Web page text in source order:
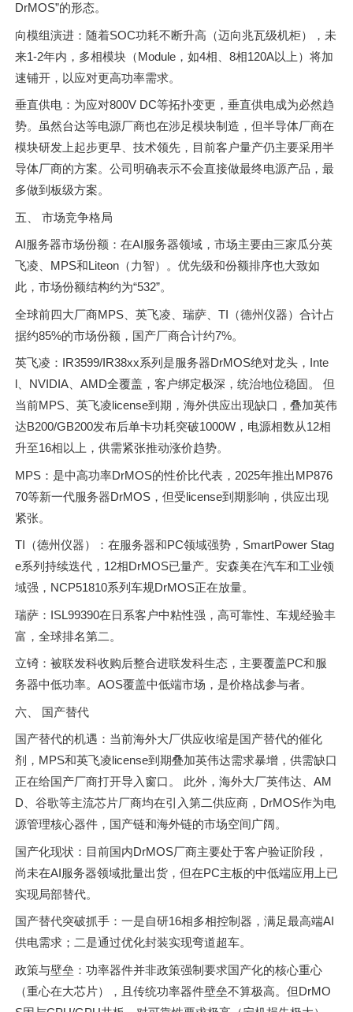
DrMOS”的形态。
向模组演进：随着SOC功耗不断升高（迈向兆瓦级机柜），未
来1-2年内，多相模块（Module，如4相、8相120A以上）将加
速铺开，以应对更高功率需求。
垂直供电：为应对800V DC等拓扑变更，垂直供电成为必然趋
势。虽然台达等电源厂商也在涉足模块制造，但半导体厂商在
模块研发上起步更早、技术领先，目前客户量产仍主要采用半
导体厂商的方案。公司明确表示不会直接做最终电源产品，最
多做到板级方案。
五、 市场竞争格局
AI服务器市场份额：在AI服务器领域，市场主要由三家瓜分英
飞凌、MPS和Liteon（力智）。优先级和份额排序也大致如
此，市场份额结构约为“532”。
全球前四大厂商MPS、英飞凌、瑞萨、TI（德州仪器）合计占
据约85%的市场份额，国产厂商合计约7%。
英飞凌：IR3599/IR38xx系列是服务器DrMOS绝对龙头，Inte
l、NVIDIA、AMD全覆盖，客户绑定极深，统治地位稳固。 但
当前MPS、英飞凌license到期，海外供应出现缺口，叠加英伟
达B200/GB200发布后单卡功耗突破1000W，电源相数从12相
升至16相以上，供需紧张推动涨价趋势。
MPS：是中高功率DrMOS的性价比代表，2025年推出MP876
70等新一代服务器DrMOS，但受license到期影响，供应出现
紧张。
TI（德州仪器）：在服务器和PC领域强势，SmartPower Stag
e系列持续迭代，12相DrMOS已量产。安森美在汽车和工业领
域强，NCP51810系列车规DrMOS正在放量。
瑞萨：ISL99390在日系客户中粘性强，高可靠性、车规经验丰
富，全球排名第二。
立锜：被联发科收购后整合进联发科生态，主要覆盖PC和服
务器中低功率。AOS覆盖中低端市场，是价格战参与者。
六、 国产替代
国产替代的机遇：当前海外大厂供应收缩是国产替代的催化
剂，MPS和英飞凌license到期叠加英伟达需求暴增，供需缺口
正在给国产厂商打开导入窗口。 此外，海外大厂英伟达、AM
D、谷歌等主流芯片厂商均在引入第二供应商，DrMOS作为电
源管理核心器件，国产链和海外链的市场空间广阔。
国产化现状：目前国内DrMOS厂商主要处于客户验证阶段，
尚未在AI服务器领域批量出货，但在PC主板的中低端应用上已
实现局部替代。
国产替代突破抓手：一是自研16相多相控制器，满足最高端AI
供电需求；二是通过优化封装实现弯道超车。
政策与壁垒：功率器件并非政策强制要求国产化的核心重心
（重心在大芯片），且传统功率器件壁垒不算极高。但DrMO